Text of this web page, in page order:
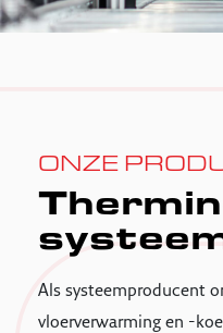
ONZE
Als systeemproducent
vloerverwarming en -